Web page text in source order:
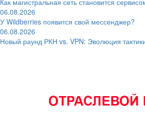
06.08.2026
У Wildberries появится свой мессенджер?
06.08.2026
Новый раунд РКН vs. VPN: Эволюция